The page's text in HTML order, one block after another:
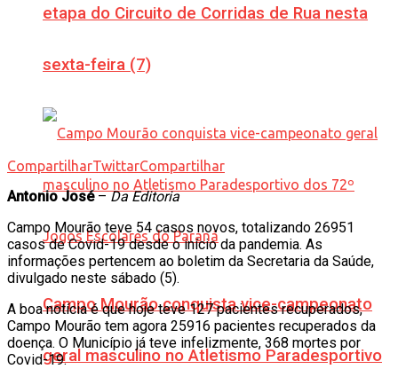
etapa do Circuito de Corridas de Rua nesta
sexta-feira (7)
Campo Mourão conquista vice-campeonato
geral masculino no Atletismo Paradesportivo
CompartilharTwittarCompartilhar
Antonio José–Da Editoria
Campo Mourão teve 54 casos novos, totalizando 26951
casos de Covid-19 desde o início da pandemia. As
informações pertencem ao boletim da Secretaria da Saúde,
divulgado neste sábado (5).
A boa notícia é que hoje teve 127 pacientes recuperados,
Campo Mourão tem agora 25916 pacientes recuperados da
doença. O Município já teve infelizmente, 368 mortes por
Covid-19.